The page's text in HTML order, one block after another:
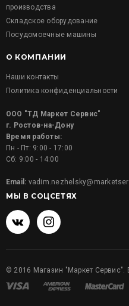
производства
Складское оборудование
Посудомоечные машины
О КОМПАНИИ
Наши контакты
Политика конфиденциальности
ООО "ТД Маркет Сервис"
г. Ростов-на-Дону
Время работы:
Пн - Пт: 9:00 - 17:00
Сб: 9:00 - 14:00
Email:
МЫ В СОЦСЕТЯХ
© 2016 Магазин "Маркет